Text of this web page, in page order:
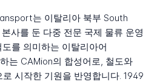
는 이탈리아 북부 South
사를 둔 다중 전문 국제 물류 운영
를 의미하는 이탈리아어
는 CAMion의 합성어로, 철도와
시작한 기원을 반영합니다. 1949